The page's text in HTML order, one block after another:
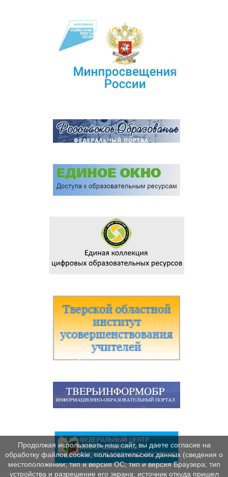
Продолжая использовать наш сайт, вы даете согласие на
обработку файлов cookie, пользовательских данных (сведения о
местоположении; тип и версия ОС; тип и версия Браузера; тип
устройства и разрешение его экрана; источник откуда пришел